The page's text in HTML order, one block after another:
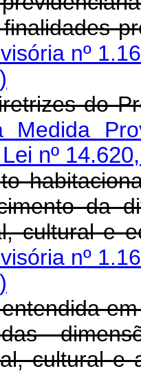
nº
do
Medida
nº
da
nº
cultural e